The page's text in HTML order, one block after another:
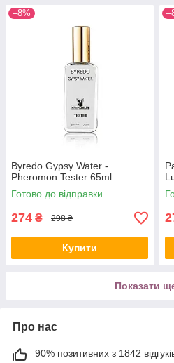
–8%
Byredo Gypsy Water -
Pheromon Tester 65ml
Готово до відправки
274 ₴ 298 ₴
Купити
Показати
Про нас
90% позитивних з 1842